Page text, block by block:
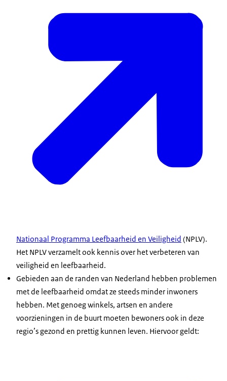
Nationaal Programma Leefbaarheid en Veiligheid (NPLV).
Het NPLV verzamelt ook kennis over het verbeteren van
veiligheid en leefbaarheid.
Gebieden aan de randen van Nederland hebben problemen
met de leefbaarheid omdat ze steeds minder inwoners
hebben. Met genoeg winkels, artsen en andere
voorzieningen in de buurt moeten bewoners ook in deze
regio’s gezond en prettig kunnen leven. Hiervoor geldt: